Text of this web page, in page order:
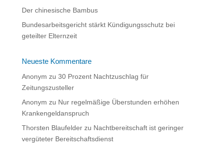
Der chinesische Bambus
Bundesarbeitsgericht stärkt Kündigungsschutz bei
geteilter Elternzeit
Neueste Kommentare
Anonym zu 30 Prozent Nachtzuschlag für
Zeitungszusteller
Anonym zu Nur regelmäßige Überstunden erhöhen
Krankengeldanspruch
Thorsten Blaufelderzu Nachtbereitschaft ist geringer
vergüteter Bereitschaftsdienst